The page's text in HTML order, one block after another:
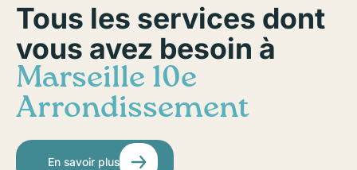
Tous les services dont
vous avez besoin à
Marseille 10e
Arrondissement
En savoir plus